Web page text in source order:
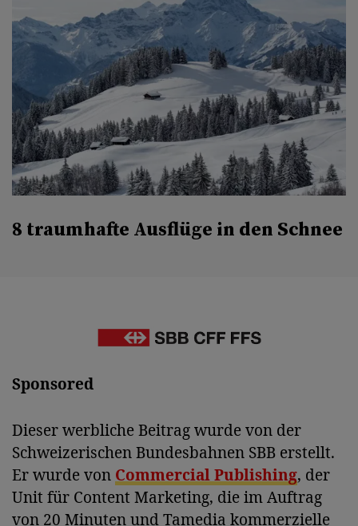
8 traumhafte Ausflüge in den Schnee
Sponsored
Dieser werbliche Beitrag wurde von der
Schweizerischen Bundesbahnen SBB erstellt.
Er wurde von Commercial Publishing, der
Unit für Content Marketing, die im Auftrag
von 20 Minuten und Tamedia kommerzielle